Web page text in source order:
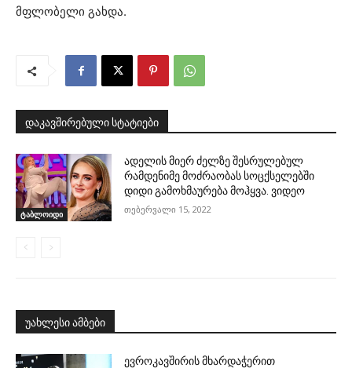
მფლობელი გახდა.
დაკავშირებული სტატიები
ტაბლოიდი
ადელის მიერ ძელზე შესრულებულ
რამდენიმე მოძრაობას სოცქსელებში
დიდი გამოხმაურება მოჰყვა. ვიდეო
თებერვალი 15, 2022
უახლესი ამბები
ევროკავშირის მხარდაჭერით